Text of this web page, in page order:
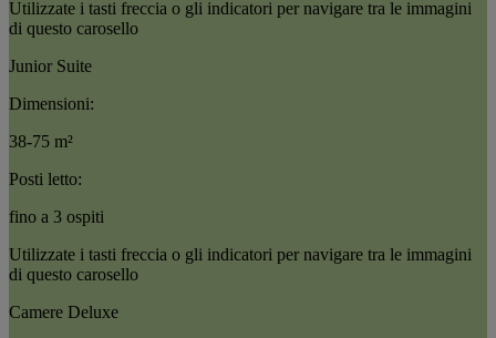
Utilizzate i tasti freccia o gli indicatori per navigare tra le immagini
di questo carosello
Junior Suite
Dimensioni:
38-75 m²
Posti letto:
fino a 3 ospiti
Utilizzate i tasti freccia o gli indicatori per navigare tra le immagini
di questo carosello
Camere Deluxe